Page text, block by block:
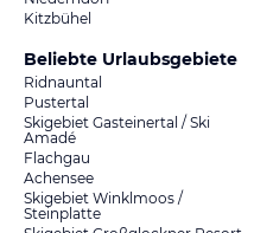
Kitzbühel
Beliebte Urlaubsgebiete
Ridnauntal
Pustertal
Skigebiet Gasteinertal / Ski
Amadé
Flachgau
Achensee
Skigebiet Winklmoos /
Steinplatte